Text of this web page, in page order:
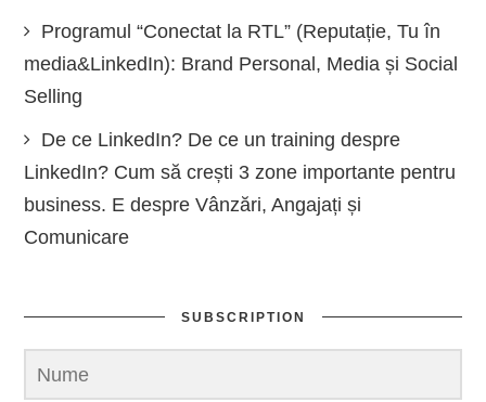
Programul “Conectat la RTL” (Reputație, Tu în
media&LinkedIn): Brand Personal, Media și Social
Selling
De ce LinkedIn? De ce un training despre
LinkedIn? Cum să crești 3 zone importante pentru
business. E despre Vânzări, Angajați și
Comunicare
SUBSCRIPTION